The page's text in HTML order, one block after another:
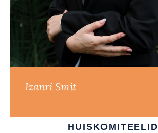
Izanri Smit
HUISKOMITEELID